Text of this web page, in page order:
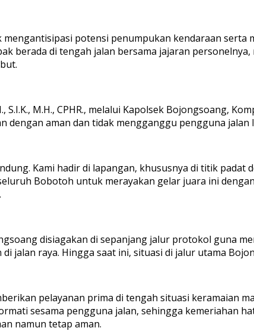
potensi penumpukan kendaraan
berada di tengah jalan bersama jajaran
M.H., CPHR., melalui Kapolsek Bojongsoang,
dengan aman dan tidak mengganggu pengguna jalan
Kami hadir di lapangan, khususnya di titik
Bobotoh untuk merayakan gelar juara ini
disiagakan di sepanjang jalur protokol guna
jalan raya. Hingga saat ini, situasi di jalur utama
pelayanan prima di tengah situasi keramaian
sesama pengguna jalan, sehingga kemeriahan
namun tetap aman.